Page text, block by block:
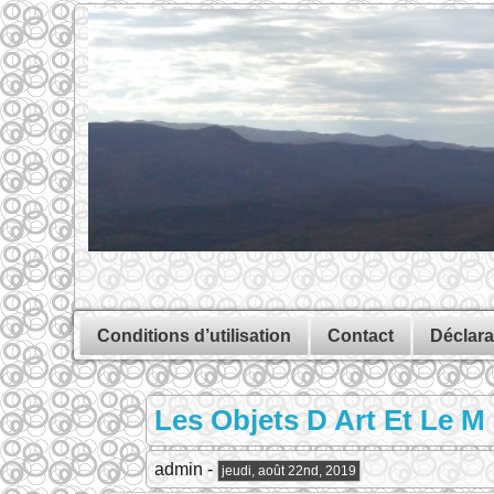
Conditions d’utilisation Contact
Les Objets D Art Et Le
admin - jeudi, août 22nd, 2019